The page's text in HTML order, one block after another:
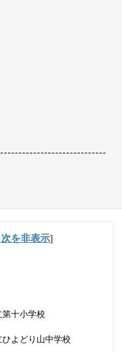
を非表示]
十小学校
よどり山中学校